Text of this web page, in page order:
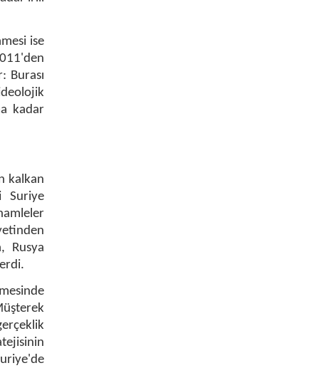
ise
Burası
kadar
kalkan
Suriye
Rusya